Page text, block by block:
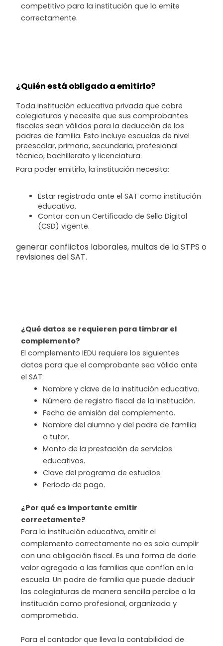
competitivo para la institución que lo emite
correctamente.
¿Quién está obligado a emitirlo?
Toda institución educativa privada que cobre
colegiaturas y necesite que sus comprobantes
fiscales sean válidos para la deducción de los
padres de familia. Esto incluye escuelas de nivel
preescolar, primaria, secundaria, profesional
técnico, bachillerato y licenciatura.
Para poder emitirlo, la institución necesita:
Estar registrada ante el SAT como institución
educativa.
Contar con un Certificado de Sello Digital
(CSD) vigente.
generar conflictos laborales, multas de la STPS o
revisiones del SAT.
¿Qué datos se requieren para timbrar el
complemento?
El complemento IEDU requiere los siguientes
datos para que el comprobante sea válido ante
el SAT:
Nombre y clave de la institución educativa.
Número de registro fiscal de la institución.
Fecha de emisión del complemento.
Nombre del alumno y del padre de familia
o tutor.
Monto de la prestación de servicios
educativos.
Clave del programa de estudios.
Periodo de pago.
¿Por qué es importante emitir
correctamente?
Para la institución educativa, emitir el
complemento correctamente no es solo cumplir
con una obligación fiscal. Es una forma de darle
valor agregado a las familias que confían en la
escuela. Un padre de familia que puede deducir
las colegiaturas de manera sencilla percibe a la
institución como profesional, organizada y
comprometida.
Para el contador que lleva la contabilidad de